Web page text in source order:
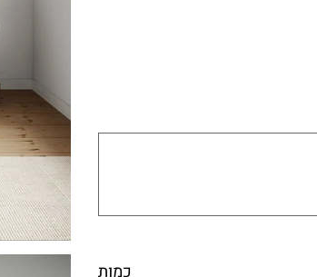
כמות